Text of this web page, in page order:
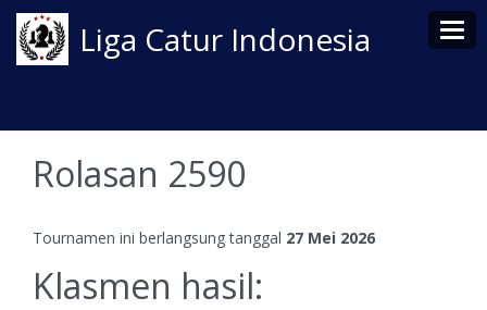
Liga Catur Indonesia
Rolasan 2590
Tournamen ini berlangsung tanggal 27 Mei 2026
Klasmen hasil: